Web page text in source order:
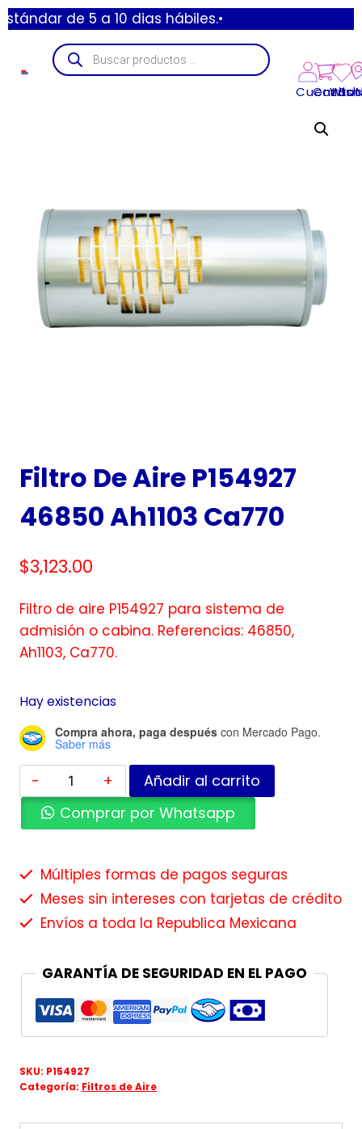
de 5 a 10 dias hábiles.•
Cuenta
Carrito
Filtro De Aire P154927
46850 Ah1103 Ca770
$3,123.00
Filtro de aire P154927 para sistema de
admisión o cabina. Referencias: 46850,
Ah1103, Ca770.
Hay existencias
Compra ahora, paga después con Mercado Pago.
Saber más
Añadir al carrito
Comprar por Whatsapp
Múltiples formas de pagos seguras
Meses sin intereses con tarjetas de crédito
Envíos a toda la Republica Mexicana
GARANTÍA DE SEGURIDAD EN EL PAGO
SKU: P154927
Categoría: Filtros de Aire